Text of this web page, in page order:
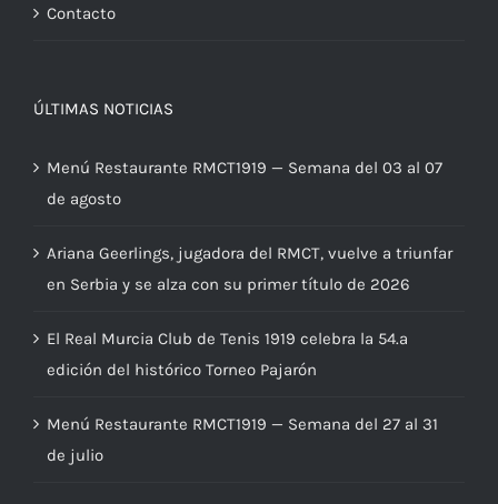
Contacto
ÚLTIMAS NOTICIAS
Menú Restaurante RMCT1919 — Semana del 03 al 07
de agosto
Ariana Geerlings, jugadora del RMCT, vuelve a triunfar
en Serbia y se alza con su primer título de 2026
El Real Murcia Club de Tenis 1919 celebra la 54.ª
edición del histórico Torneo Pajarón
Menú Restaurante RMCT1919 — Semana del 27 al 31
de julio